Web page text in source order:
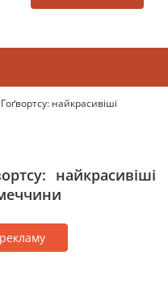
найкрасивіші
найкрасивіші